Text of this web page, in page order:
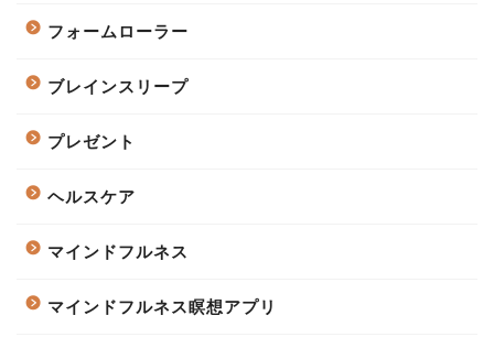
フォームローラー
ブレインスリープ
プレゼント
ヘルスケア
マインドフルネス
マインドフルネス瞑想アプリ